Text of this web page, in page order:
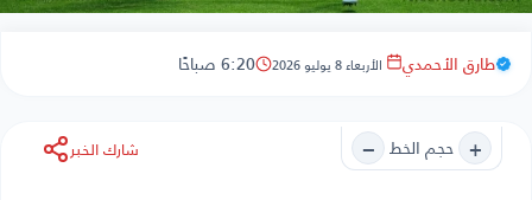
طارق الأحمدي الأربعاء 8 يوليو 2026 6:20 صباحًا
+ حجم الخط − شارك الخبر